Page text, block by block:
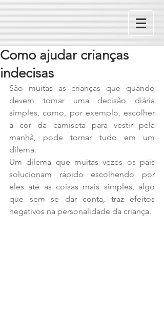
Como ajudar crianças
indecisas
São muitas as crianças que quando
devem tomar uma decisão diária
simples, como, por exemplo, escolher
a cor da camiseta para vestir pela
manhã, pode tornar tudo em um
dilema.
Um dilema que muitas vezes os pais
solucionam rápido escolhendo por
eles até as coisas mais simples, algo
que sem se dar conta, traz efeitos
negativos na personalidade da criança.